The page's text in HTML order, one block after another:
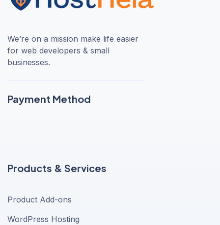
We’re on a mission make life easier
for web developers & small
businesses.
Payment Method
Products & Services
Product Add-ons
WordPress Hosting